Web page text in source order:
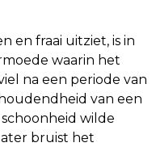
en fraai uitziet, is in
waarin het
na een periode van
van een
wilde
bruist het